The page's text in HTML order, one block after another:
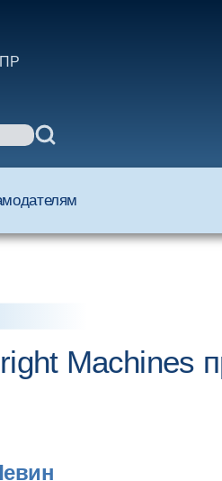
Machines